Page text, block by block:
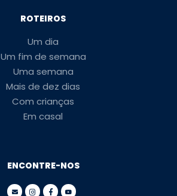
ROTEIROS
Um dia
Um fim de semana
Uma semana
Mais de dez dias
Com crianças
Em casal
ENCONTRE-NOS